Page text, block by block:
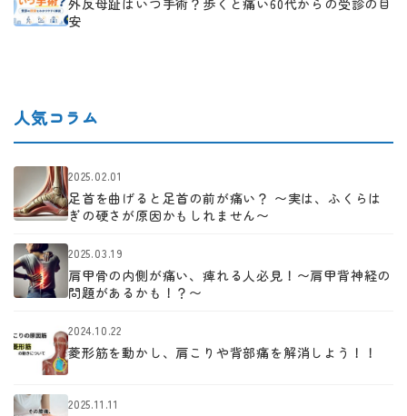
外反母趾はいつ手術？歩くと痛い60代からの受診の目
安
人気コラム
2025.02.01
足首を曲げると足首の前が痛い？ 〜実は、ふくらは
ぎの硬さが原因かもしれません〜
2025.03.19
肩甲骨の内側が痛い、痺れる人必見！〜肩甲背神経の
問題があるかも！？〜
2024.10.22
菱形筋を動かし、肩こりや背部痛を解消しよう！！
2025.11.11